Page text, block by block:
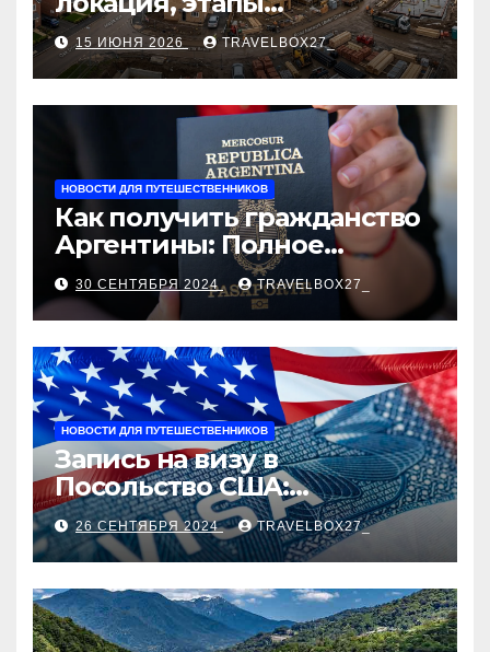
строительства, проверка
застройщика, сценарии
оформления сделки и
рыночные ориентиры
15 ИЮНЯ 2026 TRAVELBOX27_
НОВОСТИ ДЛЯ ПУТЕШЕСТВЕННИКОВ
Как получить гражданство
Аргентины: Полное
руководство
30 СЕНТЯБРЯ 2024 TRAVELBOX27_
НОВОСТИ ДЛЯ ПУТЕШЕСТВЕННИКОВ
Запись на визу в
Посольство США:
Пошаговое руководство
26 СЕНТЯБРЯ 2024 TRAVELBOX27_